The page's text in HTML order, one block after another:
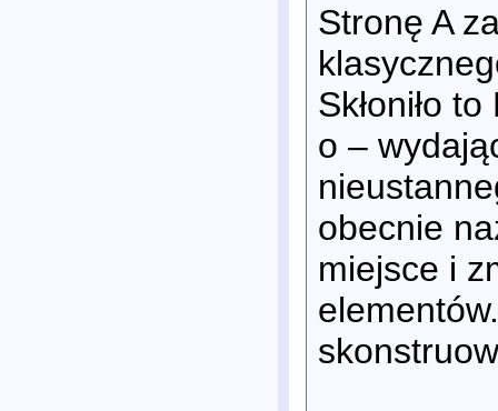
Stronę A
Skłoniło
o –
obecnie
miejsce i